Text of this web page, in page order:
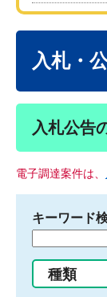
入札・
入札公告
電子調達案件は、
キーワード
る
種類